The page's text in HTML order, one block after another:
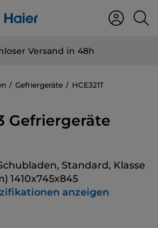
Versand in 48h
Gefriergeräte HCE321T
Gefriergeräte
Standard, Klasse
1410x745x845
anzeigen